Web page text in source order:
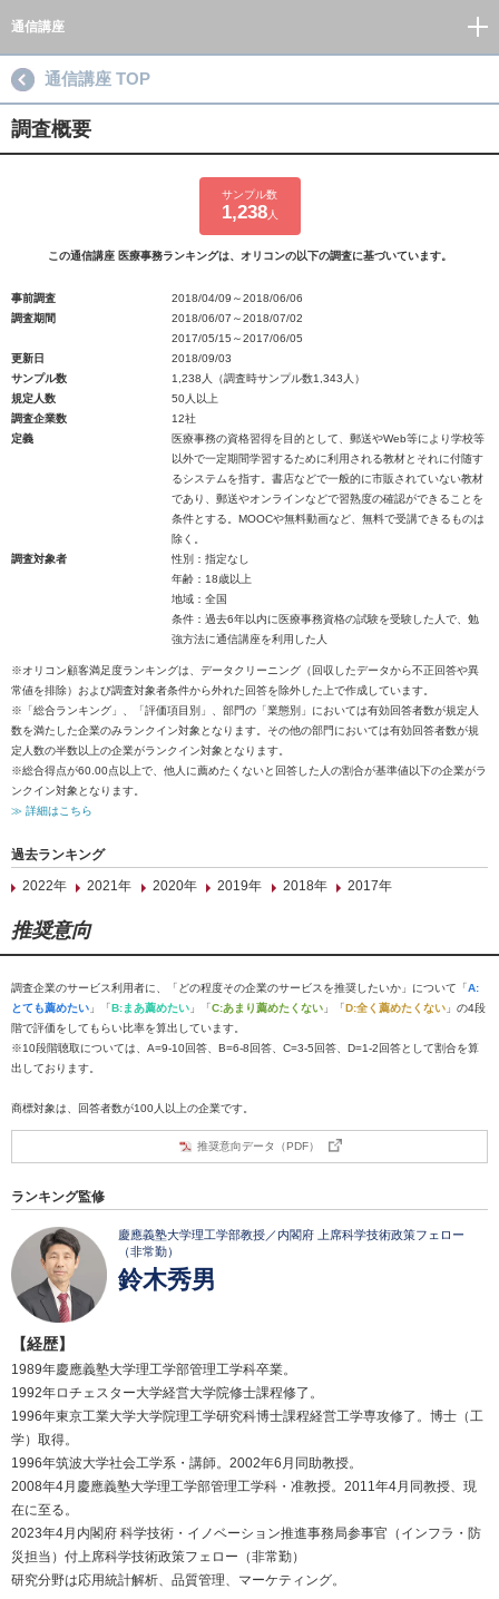
通信講座
通信講座 TOP
調査概要
サンプル数
1,238人
この通信講座 医療事務ランキングは、オリコンの以下の調査に基づいています。
事前調査
2018/04/09～2018/06/06
調査期間
2018/06/07～2018/07/02
2017/05/15～2017/06/05
更新日
2018/09/03
サンプル数
1,238人（調査時サンプル数1,343人）
規定人数
50人以上
調査企業数
12社
定義
医療事務の資格習得を目的として、郵送やWeb等により学校等
以外で一定期間学習するために利用される教材とそれに付随す
るシステムを指す。書店などで一般的に市販されていない教材
であり、郵送やオンラインなどで習熟度の確認ができることを
条件とする。MOOCや無料動画など、無料で受講できるものは
除く。
調査対象者
性別：指定なし
年齢：18歳以上
地域：全国
条件：過去6年以内に医療事務資格の試験を受験した人で、勉
強方法に通信講座を利用した人
※オリコン顧客満足度ランキングは、データクリーニング（回収したデータから不正回答や異
常値を排除）および調査対象者条件から外れた回答を除外した上で作成しています。
※「総合ランキング」、「評価項目別」、部門の「業態別」においては有効回答者数が規定人
数を満たした企業のみランクイン対象となります。その他の部門においては有効回答者数が規
定人数の半数以上の企業がランクイン対象となります。
※総合得点が60.00点以上で、他人に薦めたくないと回答した人の割合が基準値以下の企業がラ
ンクイン対象となります。
≫ 詳細はこちら
過去ランキング
2022年
2021年 2020年 2019年 2018年 2017年
推奨意向
調査企業のサービス利用者に、「どの程度その企業のサービスを推奨したいか」について「A:
とても薦めたい 」「B:まあ薦めたい 」「C:あまり薦めたくない 」「D:全く薦めたくない 」の4段
階で評価をしてもらい比率を算出しています。
※10段階聴取については、A=9-10回答、B=6-8回答、C=3-5回答、D=1-2回答として割合を算
出しております。
商標対象は、回答者数が100人以上の企業です。
推奨意向データ（PDF）
ランキング監修
慶應義塾大学理工学部教授／内閣府 上席科学技術政策フェロー
（非常勤）
鈴木秀男
【経歴】
1989年慶應義塾大学理工学部管理工学科卒業。
1992年ロチェスター大学経営大学院修士課程修了。
1996年東京工業大学大学院理工学研究科博士課程経営工学専攻修了。博士（工
学）取得。
1996年筑波大学社会工学系・講師。2002年6月同助教授。
2008年4月慶應義塾大学理工学部管理工学科・准教授。2011年4月同教授、現
在に至る。
2023年4月内閣府 科学技術・イノベーション推進事務局参事官（インフラ・防
災担当）付上席科学技術政策フェロー（非常勤）
研究分野は応用統計解析、品質管理、マーケティング。